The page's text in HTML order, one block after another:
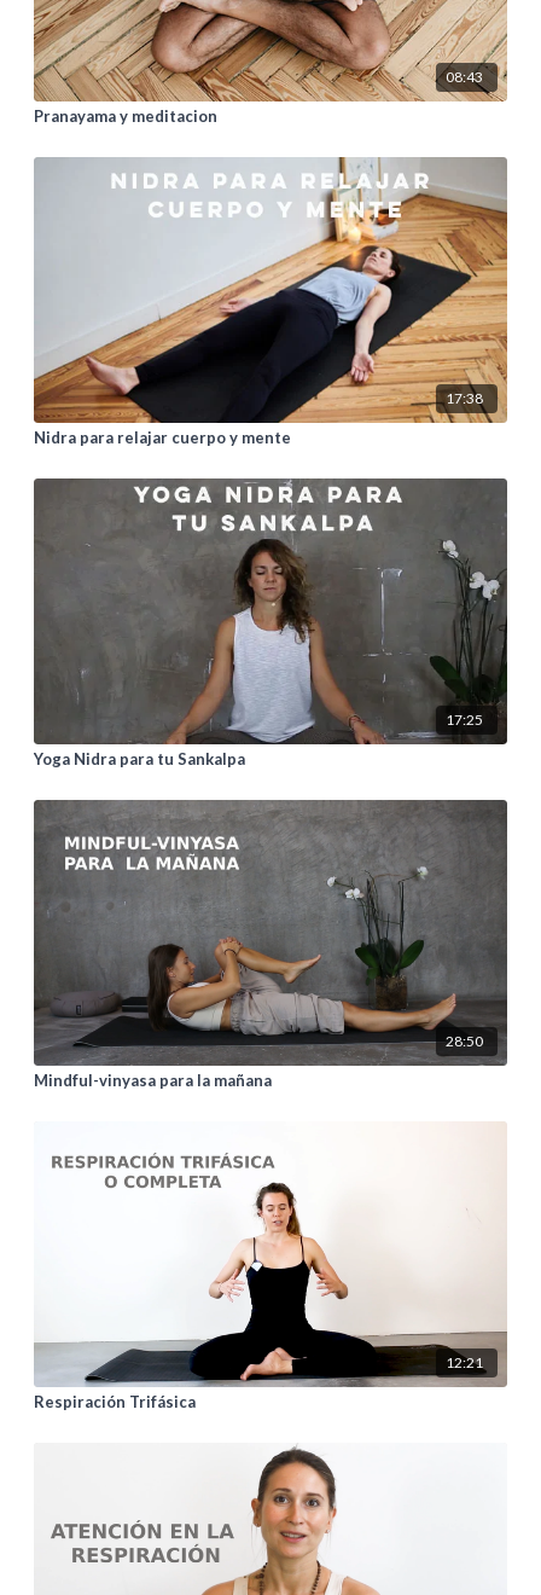
08:43
Pranayama y meditacion
17:38
Nidra para relajar cuerpo y mente
17:25
Yoga Nidra para tu Sankalpa
28:50
Mindful-vinyasa para la mañana
12:21
Respiración Trifásica